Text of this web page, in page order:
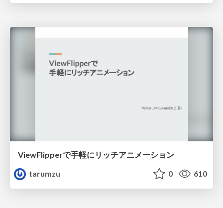
ViewFlipperで手軽にリッチアニメーション
tarumzu
0 610